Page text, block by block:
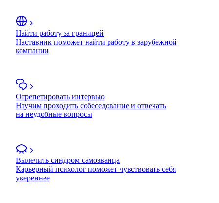
Найти работу за границей
Наставник поможет найти работу в зарубежной
компании
Отрепетировать интервью
Научим проходить собеседование и отвечать
на неудобные вопросы
Вылечить синдром самозванца
Карьерный психолог поможет чувствовать себя
увереннее